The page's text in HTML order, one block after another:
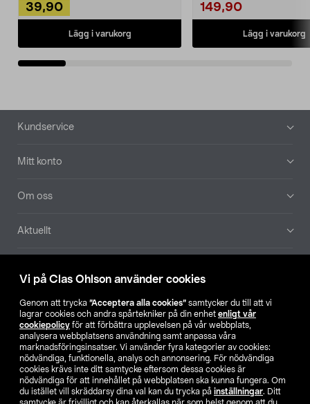
Vi på Clas Ohlson använder cookies
Genom att trycka ”Acceptera alla cookies” samtycker du till att vi
lagrar cookies och andra spårtekniker på din enhet enligt vår
cookiepolicy för att förbättra upplevelsen på vår webbplats,
analysera webbplatsens användning samt anpassa våra
marknadsföringsinsatser. Vi använder fyra kategorier av cookies:
nödvändiga, funktionella, analys och annonsering. För nödvändiga
cookies krävs inte ditt samtycke eftersom dessa cookies är
nödvändiga för att innehållet på webbplatsen ska kunna fungera. Om
du istället vill skräddarsy dina val kan du trycka på inställningar. Ditt
39,90
Lägg i varukorg
149,90
Lägg i varukorg
Sidfot
Kundservice
Mitt konto
Om oss
Aktuellt
Hitta butik
SE NO FI